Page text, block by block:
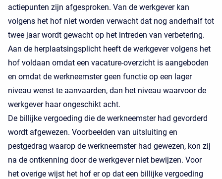
actiepunten zijn afgesproken. Van de werkgever kan
volgens het hof niet worden verwacht dat nog anderhalf tot
twee jaar wordt gewacht op het intreden van verbetering.
Aan de herplaatsingsplicht heeft de werkgever volgens het
hof voldaan omdat een vacature-overzicht is aangeboden
en omdat de werkneemster geen functie op een lager
niveau wenst te aanvaarden, dan het niveau waarvoor de
werkgever haar ongeschikt acht.
De billijke vergoeding die de werkneemster had gevorderd
wordt afgewezen. Voorbeelden van uitsluiting en
pestgedrag waarop de werkneemster had gewezen, kon zij
na de ontkenning door de werkgever niet bewijzen. Voor
het overige wijst het hof er op dat een billijke vergoeding